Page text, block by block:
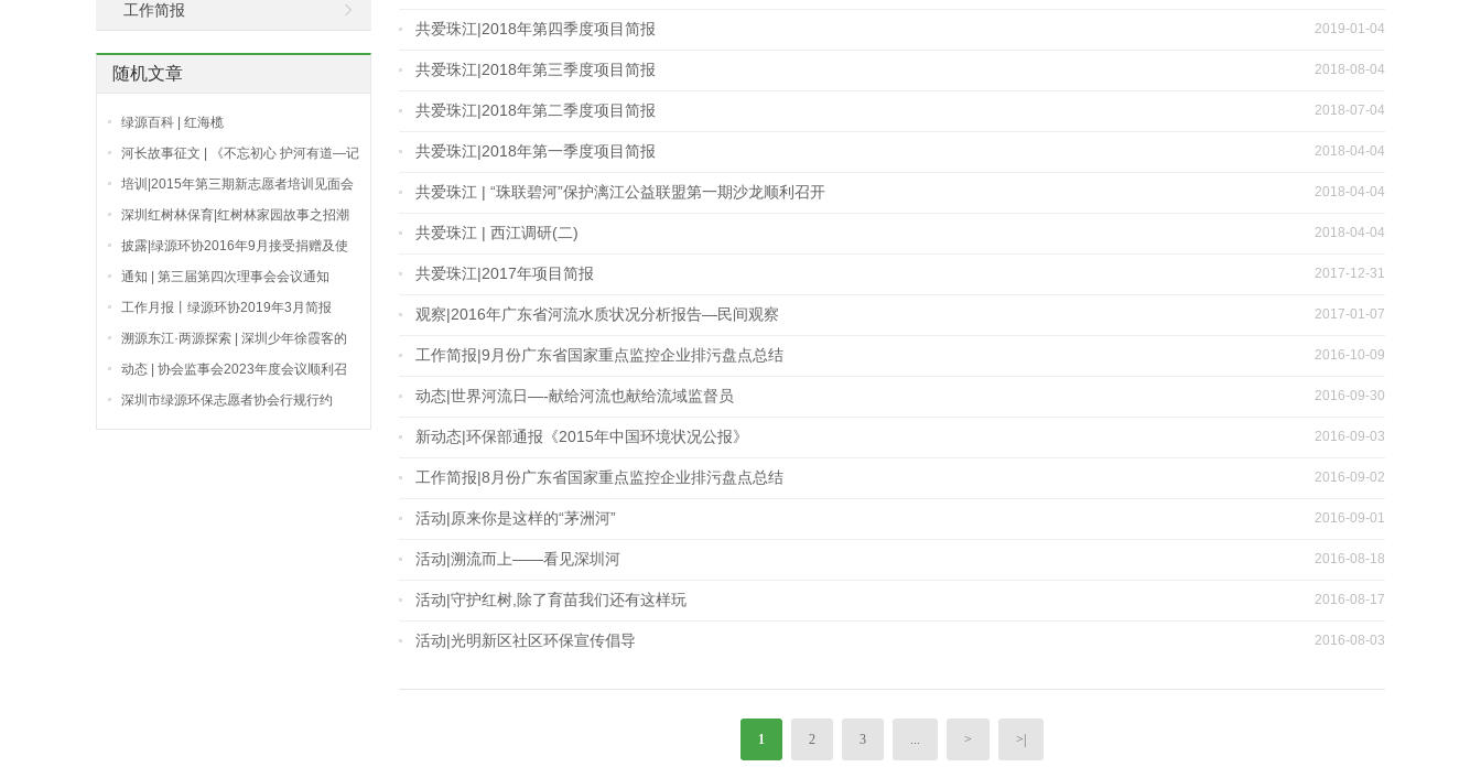
共爱珠江|2018年第四季度项目简报 2019-01-04
共爱珠江|2018年第三季度项目简报 2018-08-04
共爱珠江|2018年第二季度项目简报 2018-07-04
共爱珠江|2018年第一季度项目简报 2018-04-04
共爱珠江 | “珠联碧河”保护漓江公益联盟第一期沙龙顺利召开 2018-04-04
共爱珠江 | 西江调研(二) 2018-04-04
共爱珠江|2017年项目简报 2017-12-31
观察|2016年广东省河流水质状况分析报告—民间观察 2017-01-07
工作简报|9月份广东省国家重点监控企业排污盘点总结 2016-10-09
动态|世界河流日—-献给河流也献给流域监督员 2016-09-30
新动态|环保部通报《2015年中国环境状况公报》 2016-09-03
工作简报|8月份广东省国家重点监控企业排污盘点总结 2016-09-02
活动|原来你是这样的“茅洲河” 2016-09-01
活动|溯流而上——看见深圳河 2016-08-18
活动|守护红树,除了育苗我们还有这样玩 2016-08-17
活动|光明新区社区环保宣传倡导 2016-08-03
1 2 3 ... > >|
工作简报
随机文章
绿源百科 | 红海榄
河长故事征文 | 《不忘初心 护河有道—记
民间河长带头人共产党员黎亮》
培训|2015年第三期新志愿者培训见面会
顺利举办
深圳红树林保育|红树林家园故事之招潮
蟹
披露|绿源环协2016年9月接受捐赠及使
用公示
通知 | 第三届第四次理事会会议通知
工作月报丨绿源环协2019年3月简报
溯源东江·两源探索 | 深圳少年徐霞客的
生态与文化之旅
动态 | 协会监事会2023年度会议顺利召
开
深圳市绿源环保志愿者协会行规行约